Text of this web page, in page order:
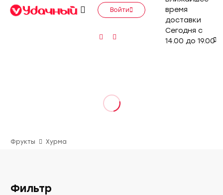
Войти
время
доставки
Сегодня с
14.00 до 19.00
Фрукты Хурма
Фильтр